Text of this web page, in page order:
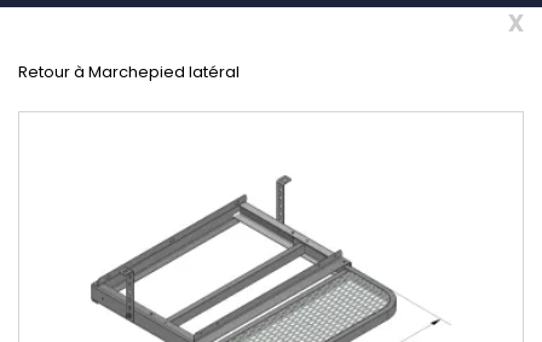
x
Retour à Marchepied latéral